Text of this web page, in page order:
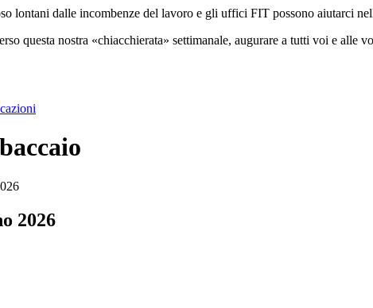
lontani dalle incombenze del lavoro e gli uffici FIT possono aiutarci
questa nostra «chiacchierata» settimanale, augurare a tutti voi e alle
2026